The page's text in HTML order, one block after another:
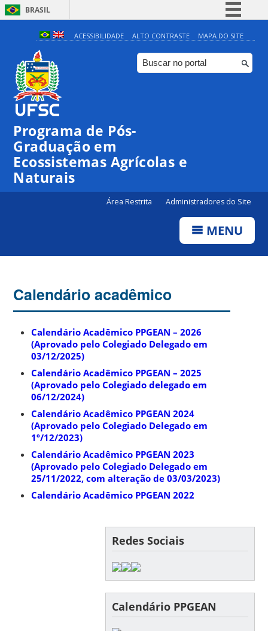
BRASIL
Simplifique!
Comunica BR
Participe
ACESSIBILIDADE ALTO CONTRASTE MAPA DO SITE
Programa de Pós-
Graduação em
Ecossistemas Agrícolas e
Naturais
Área Restrita Administradores do Site
MENU
Calendário acadêmico
Calendário Acadêmico PPGEAN – 2026
(Aprovado pelo Colegiado Delegado em
03/12/2025)
Calendário Acadêmico PPGEAN – 2025
(Aprovado pelo Colegiado delegado em
06/12/2024)
Calendário Acadêmico PPGEAN 2024
(Aprovado pelo Colegiado Delegado em
1º/12/2023)
Calendário Acadêmico PPGEAN 2023
(Aprovado pelo Colegiado Delegado em
25/11/2022, com alteração de 03/03/2023)
Calendário Acadêmico PPGEAN 2022
Redes Sociais
Calendário PPGEAN